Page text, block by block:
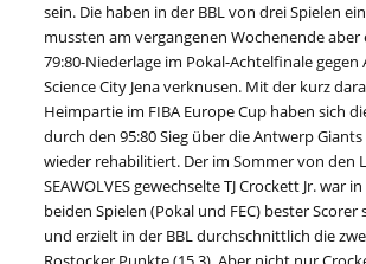
sein. Die haben in der BBL von drei Spielen
mussten am vergangenen Wochenende
79:80-Niederlage im Pokal-Achtelfinale gegen
Science City Jena verknusen. Mit der kurz
Heimpartie im FIBA Europe Cup haben sich
durch den 95:80 Sieg über die Antwerp
wieder rehabilitiert. Der im Sommer von den
SEAWOLVES gewechselte TJ Crockett Jr. war
beiden Spielen (Pokal und FEC) bester Scorer
und erzielt in der BBL durchschnittlich die